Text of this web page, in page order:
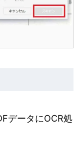
データにOCR処